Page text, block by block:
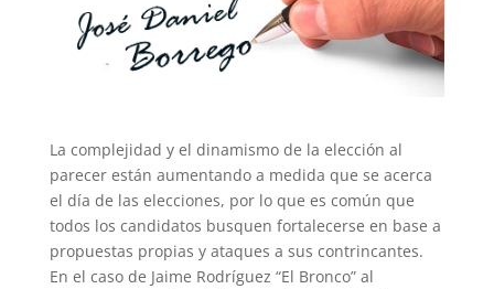
La complejidad y el dinamismo de la elección al
parecer están aumentando a medida que se acerca
el día de las elecciones, por lo que es común que
todos los candidatos busquen fortalecerse en base a
propuestas propias y ataques a sus contrincantes.
En el caso de Jaime Rodríguez “El Bronco” al